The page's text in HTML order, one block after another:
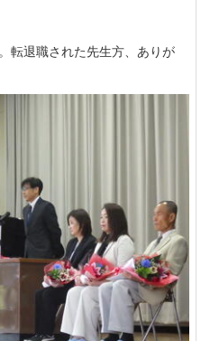
転退職された先生方、ありが